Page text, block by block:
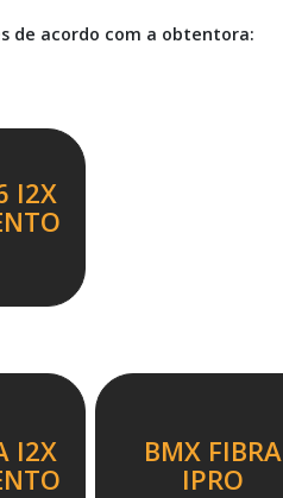
de acordo com a obtentora:
I2X
I2X
BMX FIBRA
IPRO